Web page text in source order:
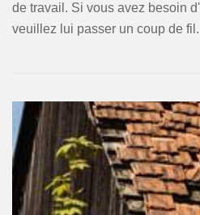
de travail. Si vous avez besoin
veuillez lui passer un coup de fil.